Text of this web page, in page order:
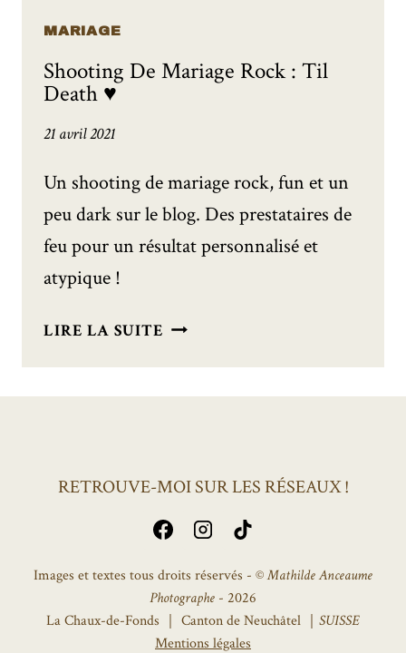
MARIAGE
Shooting De Mariage Rock : Til
Death ♥
21 avril 2021
Un shooting de mariage rock, fun et un
peu dark sur le blog. Des prestataires de
feu pour un résultat personnalisé et
atypique !
LIRE LA SUITE SHOOTING
ROCK
DEATH
RETROUVE-MOI SUR LES RÉSEAUX !
Images et textes tous droits réservés - ©Mathilde Anceaume
Photographe - 2026
La Chaux-de-Fonds ｜ Canton de Neuchâtel ｜ SUISSE
Mentions légales